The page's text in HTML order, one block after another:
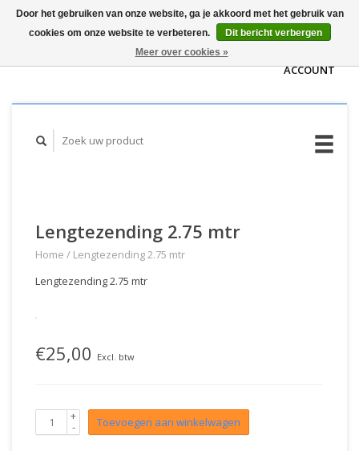
WINKELWAGEN
ACCOUNT
Lengtezending 2.75 mtr
Home / Lengtezending 2.75 mtr
Lengtezending 2.75 mtr
€25,00 Excl. btw
+
- Toevoegen aan winkelwagen
Door het gebruiken van onze website, ga je akkoord met het gebruik van
cookies om onze website te verbeteren.
Dit bericht verbergen
Meer over cookies »